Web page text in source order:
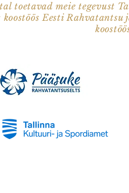
toetavad meie tegevust
koostöös Eesti